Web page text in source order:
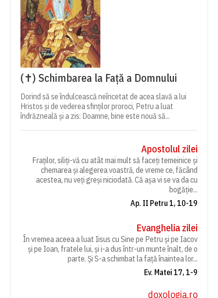
(✝) Schimbarea la Față a Domnului
Dorind să se îndulcească neîncetat de acea slavă a lui
Hristos și de vederea sfinților proroci, Petru a luat
îndrăzneală și a zis: Doamne, bine este nouă să...
Apostolul zilei
Fraților, siliți-vă cu atât mai mult să faceți temeinice și
chemarea și alegerea voastră, de vreme ce, făcând
acestea, nu veți greși niciodată. Că așa vi se va da cu
bogăție...
Ap. II Petru 1, 10-19
Evanghelia zilei
În vremea aceea a luat Iisus cu Sine pe Petru și pe Iacov
și pe Ioan, fratele lui, și i-a dus într-un munte înalt, de o
parte. Și S-a schimbat la față înaintea lor...
Ev. Matei 17, 1-9
doxologia.ro